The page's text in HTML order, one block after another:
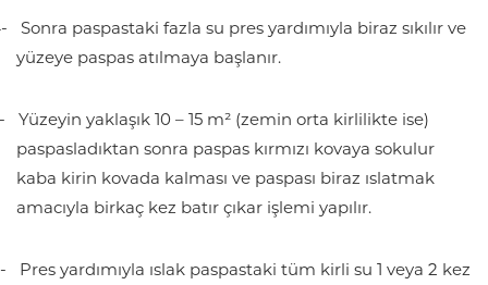
Sonra paspastaki fazla su pres yardımıyla biraz sıkılır ve
yüzeye paspas atılmaya başlanır.
Yüzeyin yaklaşık 10 – 15 m² (zemin orta kirlilikte ise)
paspasladıktan sonra paspas kırmızı kovaya sokulur
kaba kirin kovada kalması ve paspası biraz ıslatmak
amacıyla birkaç kez batır çıkar işlemi yapılır.
Pres yardımıyla ıslak paspastaki tüm kirli su 1 veya 2 kez